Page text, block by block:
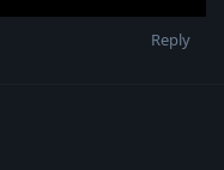
Reply